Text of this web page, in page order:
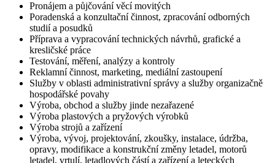
Pronájem a půjčování věcí movitých
Poradenská a konzultační činnost, zpracování odborných
studií a posudků
Příprava a vypracování technických návrhů, grafické a
kresličské práce
Testování, měření, analýzy a kontroly
Reklamní činnost, marketing, mediální zastoupení
Služby v oblasti administrativní správy a služby organizačně
hospodářské povahy
Výroba, obchod a služby jinde nezařazené
Výroba plastových a pryžových výrobků
Výroba strojů a zařízení
Výroba, vývoj, projektování, zkoušky, instalace, údržba,
opravy, modifikace a konstrukční změny letadel, motorů
letadel, vrtulí, letadlových částí a zařízení a leteckých